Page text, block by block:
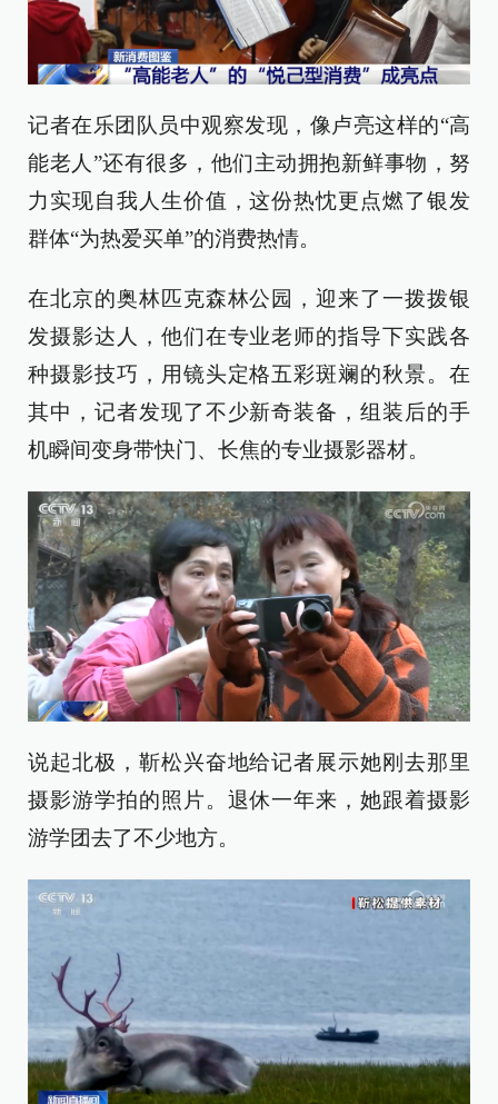
记者在乐团队员中观察发现，像卢亮这样的“高
能老人”还有很多，他们主动拥抱新鲜事物，努
力实现自我人生价值，这份热忱更点燃了银发
群体“为热爱买单”的消费热情。
在北京的奥林匹克森林公园，迎来了一拨拨银
发摄影达人，他们在专业老师的指导下实践各
种摄影技巧，用镜头定格五彩斑斓的秋景。在
其中，记者发现了不少新奇装备，组装后的手
机瞬间变身带快门、长焦的专业摄影器材。
说起北极，靳松兴奋地给记者展示她刚去那里
摄影游学拍的照片。退休一年来，她跟着摄影
游学团去了不少地方。